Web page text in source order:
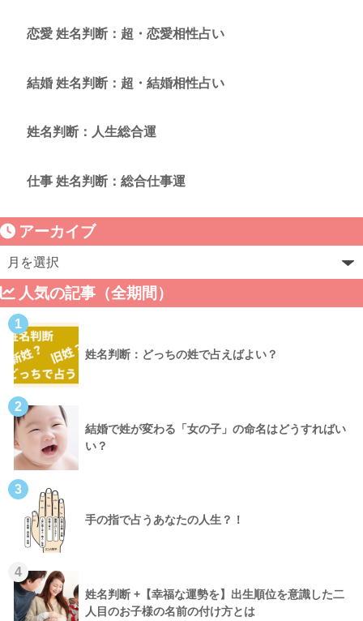
恋愛 姓名判断：超・恋愛相性占い
結婚 姓名判断：超・結婚相性占い
姓名判断：人生総合運
仕事 姓名判断：総合仕事運
アーカイブ
人気の記事（全期間）
1
姓名判断：どっちの姓で占えばよい？
2
結婚で姓が変わる「女の子」の命名はどうすればい
い？
3
手の指で占うあなたの人生？！
4
姓名判断 +【幸福な運勢を】出生順位を意識した二
人目のお子様の名前の付け方とは